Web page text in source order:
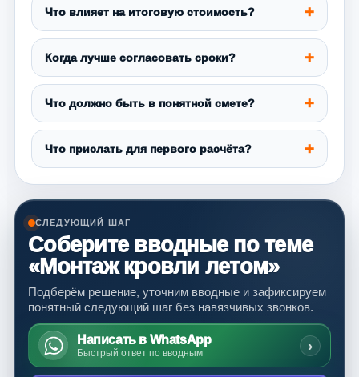
Что влияет на итоговую стоимость?
Когда лучше согласовать сроки?
Что должно быть в понятной смете?
Что прислать для первого расчёта?
СЛЕДУЮЩИЙ ШАГ
Соберите вводные по теме
«Монтаж кровли летом»
Подберём решение, уточним вводные и зафиксируем
понятный следующий шаг без навязчивых звонков.
Написать в WhatsApp
Быстрый ответ по вводным ›